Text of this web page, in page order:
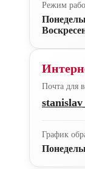
Режим
Почта для
График